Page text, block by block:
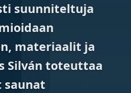
suunniteltuja
materiaalit ja
Silván toteuttaa
saunat